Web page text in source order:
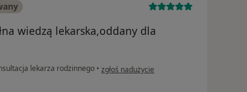
wiedzą lekarska,oddany dla
lekarza rodzinnego • w opinii użytkownika Beata
zgłoś nadużycie